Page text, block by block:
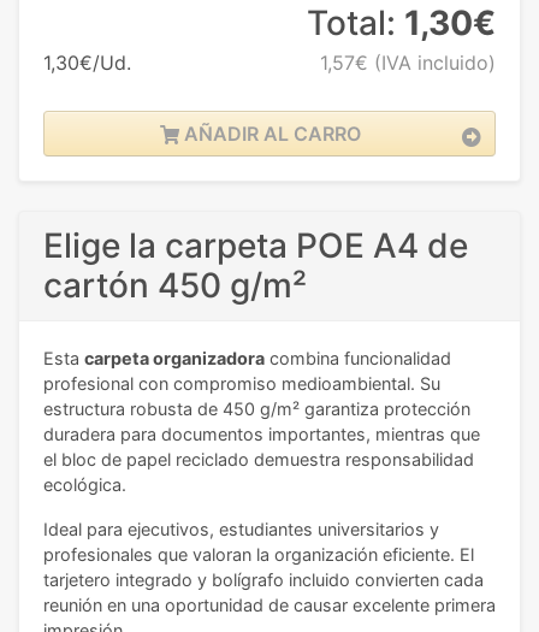
1,30€/Ud.
Total: 1,30€
1,57€ (IVA incluido)
AÑADIR AL CARRO
Elige la carpeta POE A4 de
cartón 450 g/m²
Esta carpeta organizadora combina funcionalidad
profesional con compromiso medioambiental. Su
estructura robusta de 450 g/m² garantiza protección
duradera para documentos importantes, mientras que
el bloc de papel reciclado demuestra responsabilidad
ecológica.
Ideal para ejecutivos, estudiantes universitarios y
profesionales que valoran la organización eficiente. El
tarjetero integrado y bolígrafo incluido convierten cada
reunión en una oportunidad de causar excelente primera